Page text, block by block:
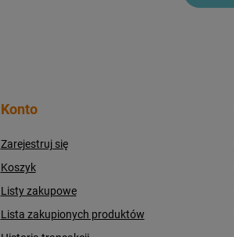
Konto
Zarejestruj się
Koszyk
Listy zakupowe
Lista zakupionych produktów